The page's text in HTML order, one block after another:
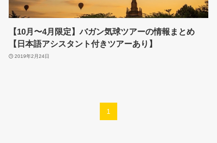
【10月〜4月限定】バガン気球ツアーの情報まとめ
【日本語アシスタント付きツアーあり】
2019年2月24日
1